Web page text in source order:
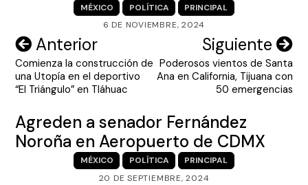
MÉXICO POLÍTICA
PRINCIPAL
6 DE NOVIEMBRE, 2024
Navegación
de
entradas
Anterior
Comienza la construcción de
una Utopía en el deportivo
“El Triángulo” en Tláhuac
Siguiente
Poderosos vientos de Santa
Ana en California, Tijuana con
50 emergencias
Agreden a senador Fernández
Noroña en Aeropuerto de CDMX
MÉXICO POLÍTICA
PRINCIPAL
20 DE SEPTIEMBRE, 2024